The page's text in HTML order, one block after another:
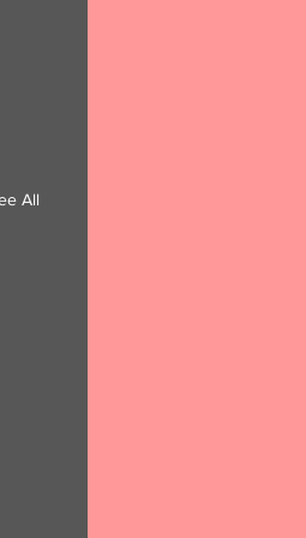
All